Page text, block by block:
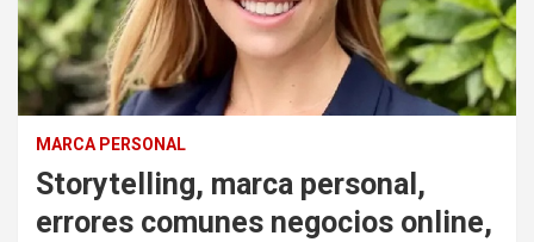
MARCA PERSONAL
Storytelling, marca personal,
errores comunes negocios online,